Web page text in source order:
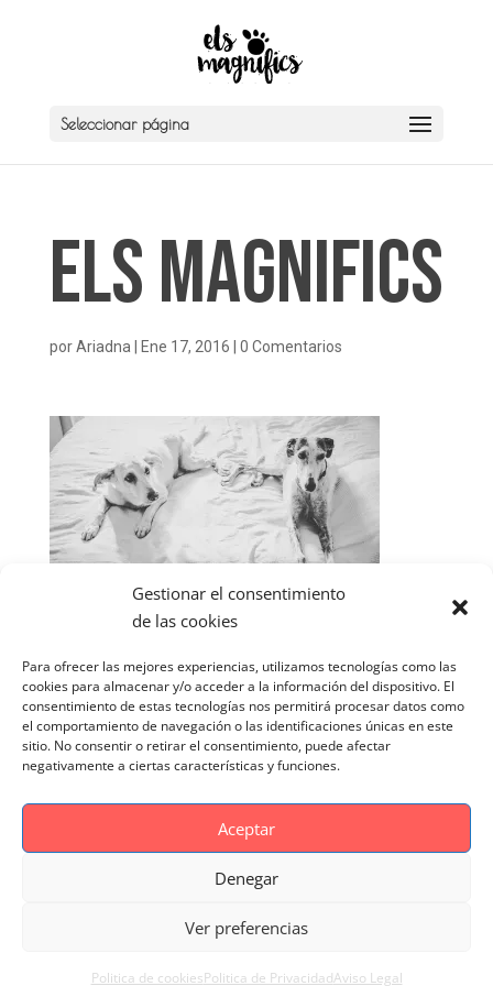
Gestionar el consentimiento
de las cookies
Para ofrecer las mejores experiencias, utilizamos tecnologías como las
cookies para almacenar y/o acceder a la información del dispositivo. El
consentimiento de estas tecnologías nos permitirá procesar datos como
el comportamiento de navegación o las identificaciones únicas en este
sitio. No consentir o retirar el consentimiento, puede afectar
negativamente a ciertas características y funciones.
Aceptar
Denegar
Ver preferencias
Politica de cookiesPolitica de PrivacidadAviso Legal
Seleccionar página
Els Magnifics
porAriadna Ene 17, 2016 0 Comentarios
Politica de Privacidad
Reportaje Magnific